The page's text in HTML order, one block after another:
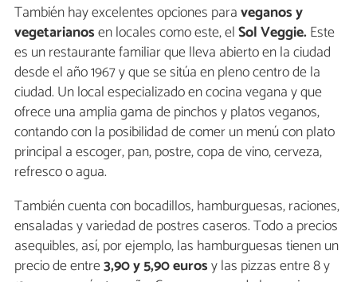
También hay excelentes opciones paraveganos y
vegetarianosen locales como este, elSol Veggie.Este
es un restaurante familiar que lleva abierto en la ciudad
desde el año 1967 y que se sitúa en pleno centro de la
ciudad. Un local especializado en cocina vegana y que
ofrece una amplia gama de pinchos y platos veganos,
contando con la posibilidad de comer un menú con plato
principal a escoger, pan, postre, copa de vino, cerveza,
refresco o agua.
También cuenta con bocadillos, hamburguesas, raciones,
ensaladas y variedad de postres caseros. Todo a precios
asequibles, así, por ejemplo, las hamburguesas tienen un
precio de entre3,90 y 5,90 eurosy las pizzas entre 8 y